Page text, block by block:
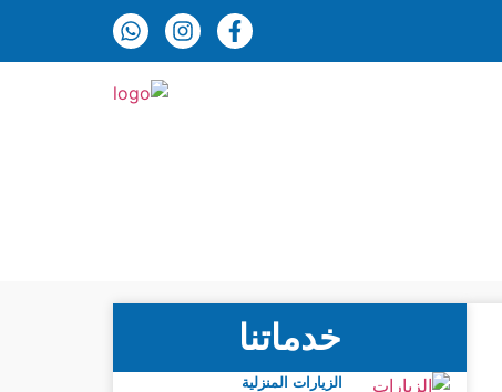
خدماتنا
الزيارات المنزلية